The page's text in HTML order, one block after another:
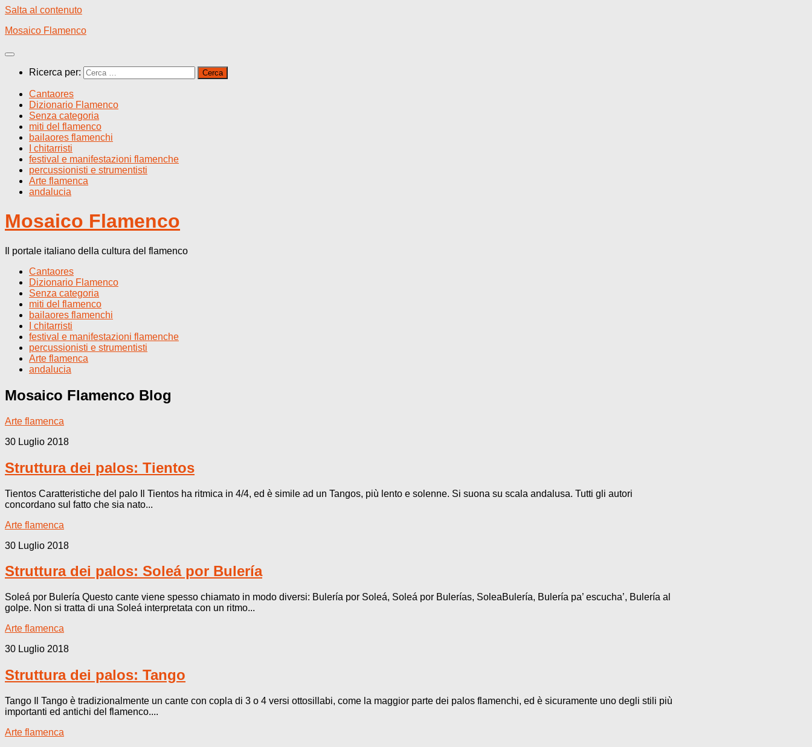
Salta al contenuto
Mosaico Flamenco
Ricerca per:
Cantaores
Dizionario Flamenco
Senza categoria
miti del flamenco
bailaores flamenchi
I chitarristi
festival e manifestazioni flamenche
percussionisti e strumentisti
Arte flamenca
andalucia
Mosaico Flamenco
Il portale italiano della cultura del flamenco
Cantaores
Dizionario Flamenco
Senza categoria
miti del flamenco
bailaores flamenchi
I chitarristi
festival e manifestazioni flamenche
percussionisti e strumentisti
Arte flamenca
andalucia
Mosaico Flamenco Blog
Arte flamenca
30 Luglio 2018
Struttura dei palos: Tientos
Tientos Caratteristiche del palo Il Tientos ha ritmica in 4/4, ed è simile ad un Tangos, più lento e solenne. Si suona su scala andalusa. Tutti gli autori
concordano sul fatto che sia nato...
Arte flamenca
30 Luglio 2018
Struttura dei palos: Soleá por Bulería
Soleá por Bulería Questo cante viene spesso chiamato in modo diversi: Bulería por Soleá, Soleá por Bulerías, SoleaBulería, Bulería pa’ escucha’, Bulería al
golpe. Non si tratta di una Soleá interpretata con un ritmo...
Arte flamenca
30 Luglio 2018
Struttura dei palos: Tango
Tango Il Tango è tradizionalmente un cante con copla di 3 o 4 versi ottosillabi, come la maggior parte dei palos flamenchi, ed è sicuramente uno degli stili più
importanti ed antichi del flamenco....
Arte flamenca